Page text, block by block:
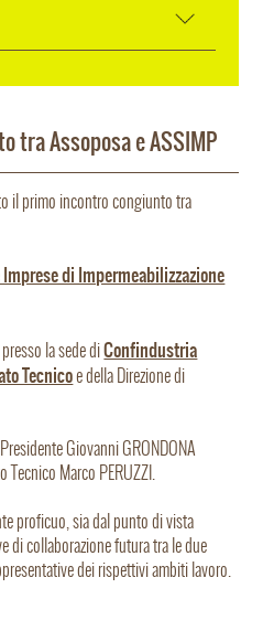
tra Assoposa e ASSIMP
il primo incontro congiunto tra
di Impermeabilizzazione
la sede diConfindustria
Tecnicoe della Direzione di
Giovanni GRONDONA
Tecnico Marco PERUZZI.
proficuo, sia dal punto di vista
di collaborazione futura tra le due
dei rispettivi ambiti lavoro.